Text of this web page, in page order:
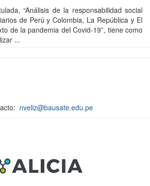
“Análisis de la responsabilidad social
de Perú y Colombia, La República y El
de la pandemia del Covid-19”, tiene como
...
nveliz@bausate.edu.pe